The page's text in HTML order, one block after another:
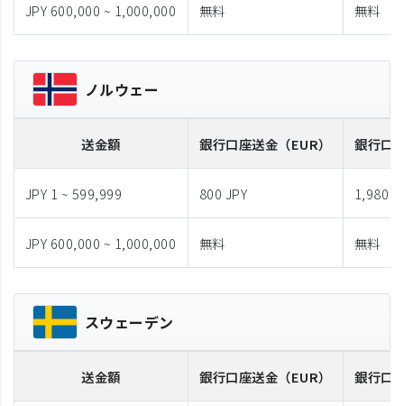
JPY 600,000 ~ 1,000,000 無料 無料
ノルウェー
送金額 銀行口座送金 （EUR） 銀行口
JPY 1 ~ 599,999 800 JPY 1,980
JPY 600,000 ~ 1,000,000 無料 無料
スウェーデン
送金額 銀行口座送金 （EUR） 銀行口